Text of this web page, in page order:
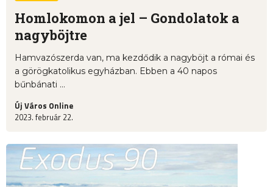
Homlokomon a jel – Gondolatok a
nagyböjtre
Hamvazószerda van, ma kezdődik a nagyböjt a római és
a görögkatolikus egyházban. Ebben a 40 napos
bűnbánati ...
Új Város Online
2023. február 22.